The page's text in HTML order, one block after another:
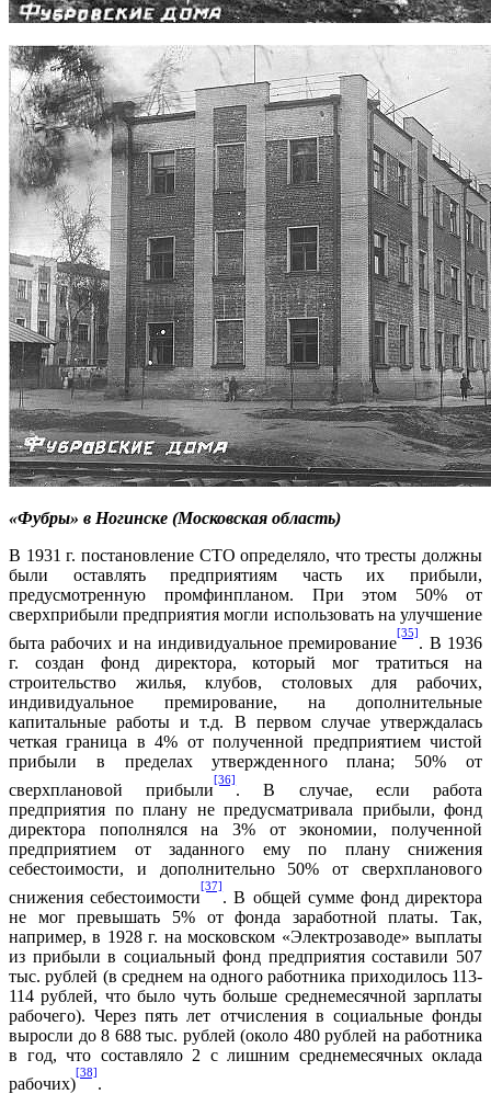
«Фубры» в Ногинске (Московская область)
В 1931 г. постановление СТО определяло, что тресты должны
были оставлять предприятиям часть их прибыли,
предусмотренную промфинпланом. При этом 50% от
сверхприбыли предприятия могли использовать на улучшение
быта рабочих и на индивидуальное премирование
[35]
. В 1936
г. создан фонд директора, который мог тратиться на
строительство жилья, клубов, столовых для рабочих,
индивидуальное премирование, на дополнительные
капитальные работы и т.д. В первом случае утверждалась
четкая граница в 4% от полученной предприятием чистой
прибыли в пределах утвержденного плана; 50% от
сверхплановой прибыли
[36]
. В случае, если работа
предприятия по плану не предусматривала прибыли, фонд
директора пополнялся на 3% от экономии, полученной
предприятием от заданного ему по плану снижения
себестоимости, и дополнительно 50% от сверхпланового
снижения себестоимости
[37]
. В общей сумме фонд директора
не мог превышать 5% от фонда заработной платы. Так,
например, в 1928 г. на московском «Электрозаводе» выплаты
из прибыли в социальный фонд предприятия составили 507
тыс. рублей (в среднем на одного работника приходилось 113-
114 рублей, что было чуть больше среднемесячной зарплаты
рабочего). Через пять лет отчисления в социальные фонды
выросли до 8 688 тыс. рублей (около 480 рублей на работника
в год, что составляло 2 с лишним среднемесячных оклада
рабочих)
[38]
.